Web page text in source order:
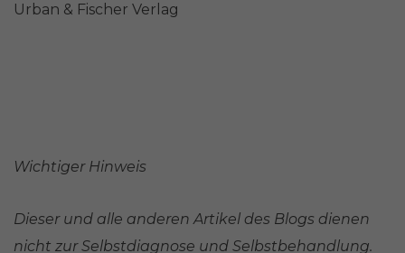
Urban & Fischer Verlag
Wichtiger Hinweis
Dieser und alle anderen Artikel des Blogs dienen
nicht zur Selbstdiagnose und Selbstbehandlung.